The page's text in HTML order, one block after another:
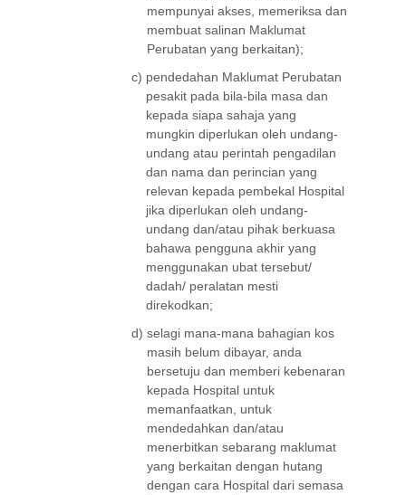
mempunyai akses, memeriksa dan
membuat salinan Maklumat
Perubatan yang berkaitan);
c) pendedahan Maklumat Perubatan
pesakit pada bila-bila masa dan
kepada siapa sahaja yang
mungkin diperlukan oleh undang-
undang atau perintah pengadilan
dan nama dan perincian yang
relevan kepada pembekal Hospital
jika diperlukan oleh undang-
undang dan/atau pihak berkuasa
bahawa pengguna akhir yang
menggunakan ubat tersebut/
dadah/ peralatan mesti
direkodkan;
d) selagi mana-mana bahagian kos
masih belum dibayar, anda
bersetuju dan memberi kebenaran
kepada Hospital untuk
memanfaatkan, untuk
mendedahkan dan/atau
menerbitkan sebarang maklumat
yang berkaitan dengan hutang
dengan cara Hospital dari semasa